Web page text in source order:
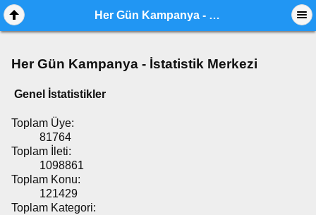
Her Gün Kampanya - İstatistik Merkezi
Her Gün Kampanya - İstatistik Merkezi
Genel İstatistikler
Toplam Üye:
81764
Toplam İleti:
1098861
Toplam Konu:
121429
Toplam Kategori: